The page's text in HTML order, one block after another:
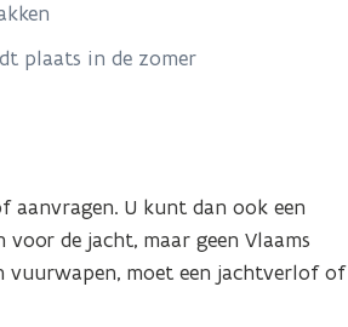
plaats in de zomer
aanvragen. U kunt dan ook een
de jacht, maar geen Vlaams
vuurwapen, moet een jachtverlof of